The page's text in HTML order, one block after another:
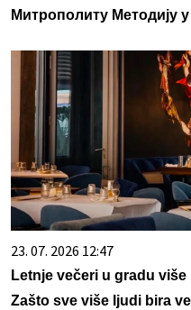
Митрополиту Методију
23. 07. 2026 12:47
Letnje večeri u gradu
Zašto sve više ljudi bira